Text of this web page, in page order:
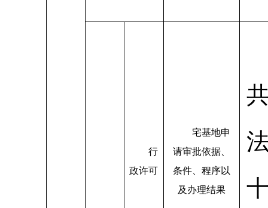
行
政许可
宅基地申
请审批依据、
条件、程序以
及办理结果